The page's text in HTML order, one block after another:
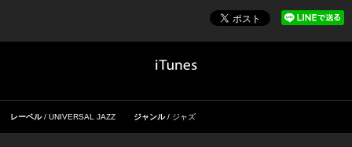
レーベル UNIVERSAL JAZZ ジャンル ジャズ